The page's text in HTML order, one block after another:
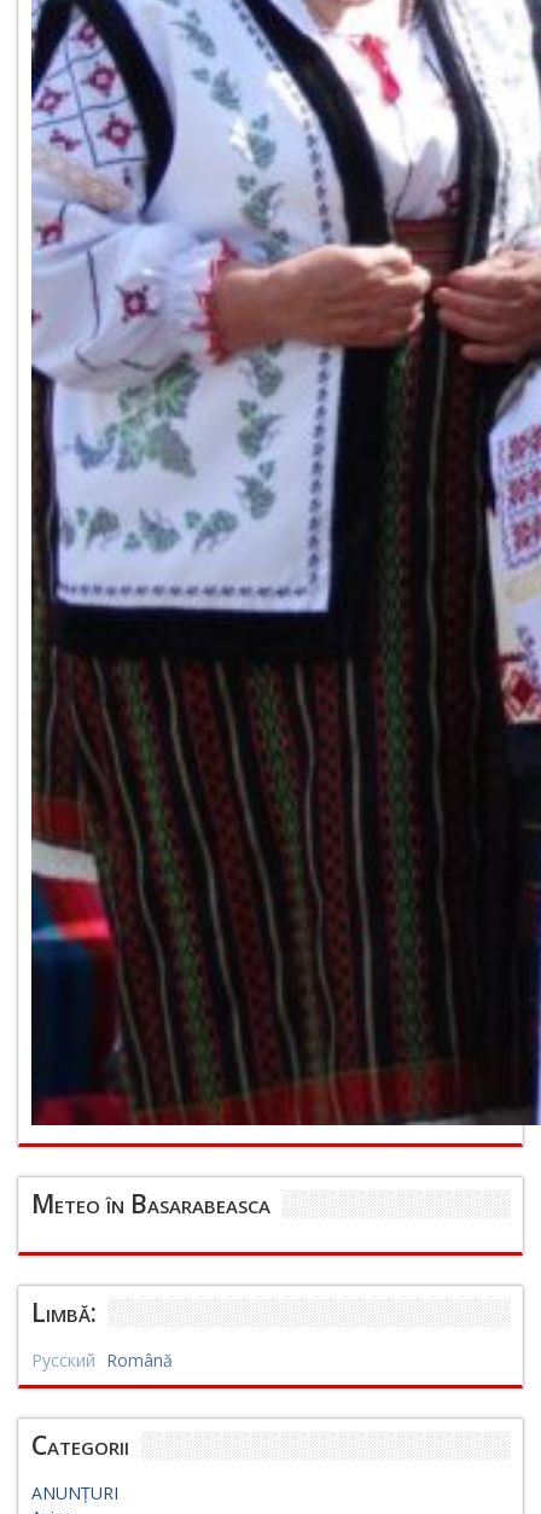
Meteo în Basarabeasca
Limbă:
Русский Română
Categorii
ANUNȚURI